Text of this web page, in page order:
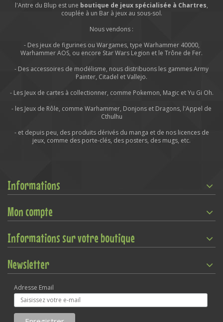
l'Antre du Blup est une boutique de jeux spécialisée à Chartres,
couplée à un Bar à jeux au sous-sol.
Nous vendons :
- Des jeux de figurines ou Wargames, type Warhammer 40000,
Warhammer AOS, ou encore Star Wars Legion et le Trône de Fer.
- Des accessoires de modélisme, nous distribuons les gammes Army
Painter, Citadel et Vallejo.
- Les Jeux de cartes à collectionner, comme Pokemon, Magic et Yu Gi Oh.
- les Jeux de Rôle, comme Warhammer, Donjons et Dragons, l'Appel de
Cthulhu
- et depuis peu, des produits dérivés du manga et de nos licences de
jeux, comme des porte-clés, des posters, des mugs, etc.
Informations
Mon compte
Informations sur votre boutique
Newsletter
Adresse Email